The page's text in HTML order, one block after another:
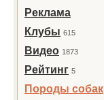
Реклама
Клубы 615
Видео 1873
Рейтинг 5
Породы собак